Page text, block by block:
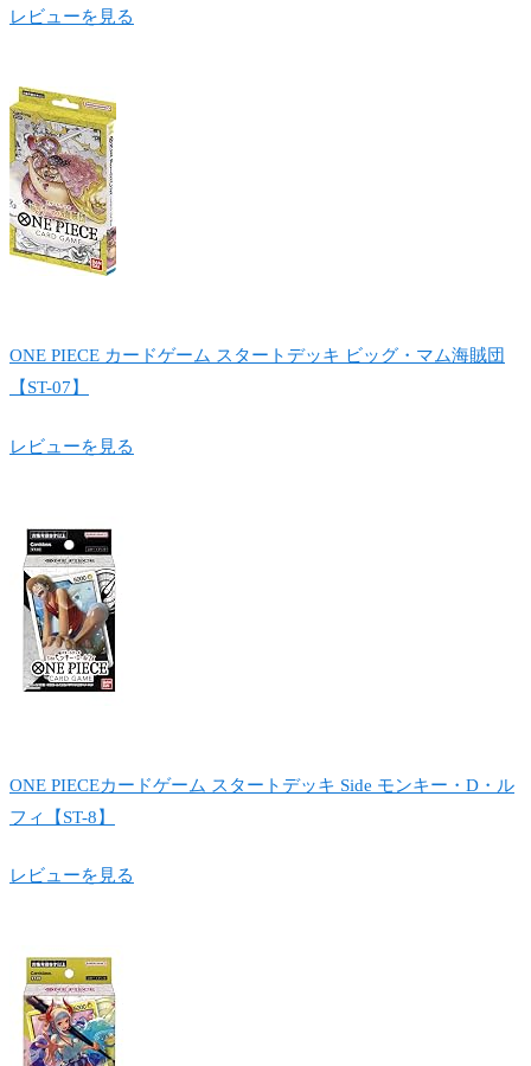
レビューを見る
ONE PIECE カードゲーム スタートデッキ ビッグ・マム海賊団
【ST-07】
レビューを見る
ONE PIECEカードゲーム スタートデッキ Side モンキー・D・ル
フィ【ST-8】
レビューを見る